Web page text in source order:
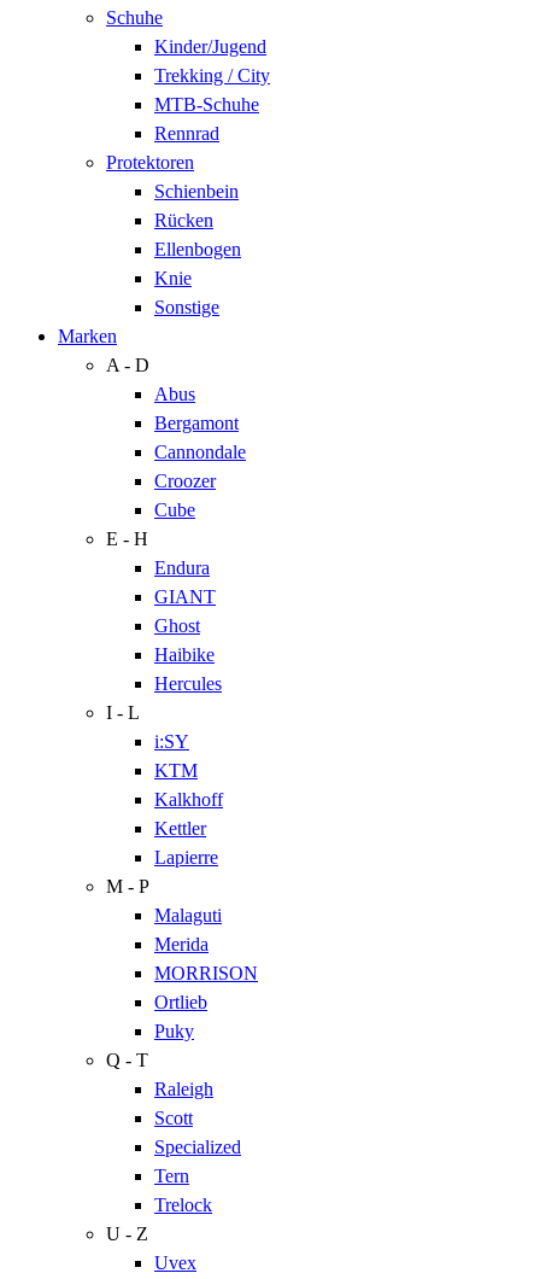
Schuhe
Kinder/Jugend
Trekking / City
MTB-Schuhe
Rennrad
Protektoren
Schienbein
Rücken
Ellenbogen
Knie
Sonstige
Marken
A - D
Abus
Bergamont
Cannondale
Croozer
Cube
E - H
Endura
GIANT
Ghost
Haibike
Hercules
I - L
i:SY
KTM
Kalkhoff
Kettler
Lapierre
M - P
Malaguti
Merida
MORRISON
Ortlieb
Puky
Q - T
Raleigh
Scott
Specialized
Tern
Trelock
U - Z
Uvex